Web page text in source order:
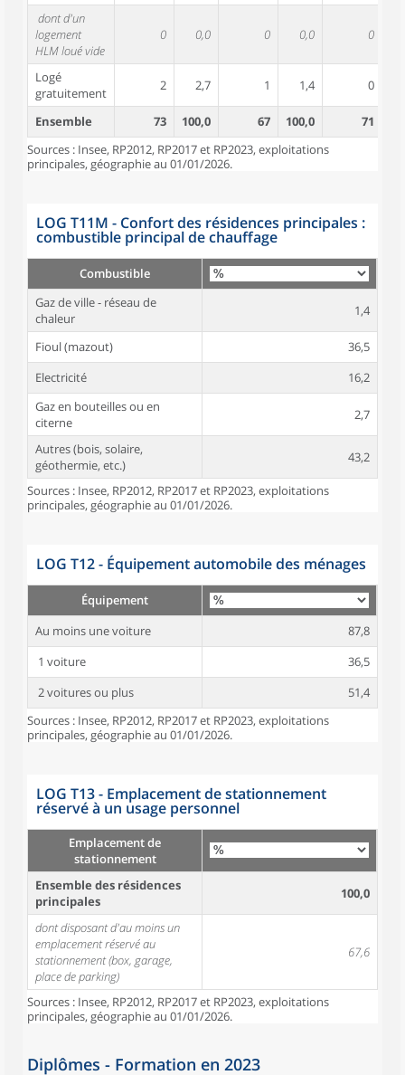
dont d'un
logement
HLM loué vide
0 0,0 0 0,0 0
Logé
gratuitement
2 2,7 1 1,4 0
Ensemble 73 100,0 67 100,0 71
Sources : Insee, RP2012, RP2017 et RP2023, exploitations
principales, géographie au 01/01/2026.
LOG T11M - Confort des résidences principales :
combustible principal de chauffage
Combustible
Gaz de ville - réseau de
chaleur
1,4
Fioul (mazout)
36,5
Electricité
16,2
Gaz en bouteilles ou en
citerne
2,7
Autres (bois, solaire,
géothermie, etc.)
43,2
Sources : Insee, RP2012, RP2017 et RP2023, exploitations
principales, géographie au 01/01/2026.
LOG T12 - Équipement automobile des ménages
Équipement
Au moins une voiture
87,8
1 voiture
36,5
2 voitures ou plus
51,4
Sources : Insee, RP2012, RP2017 et RP2023, exploitations
principales, géographie au 01/01/2026.
LOG T13 - Emplacement de stationnement
réservé à un usage personnel
Emplacement de
stationnement
Ensemble des résidences
principales
100,0
dont disposant d'au moins un
emplacement réservé au
stationnement (box, garage,
place de parking)
67,6
Sources : Insee, RP2012, RP2017 et RP2023, exploitations
principales, géographie au 01/01/2026.
Diplômes - Formation en 2023